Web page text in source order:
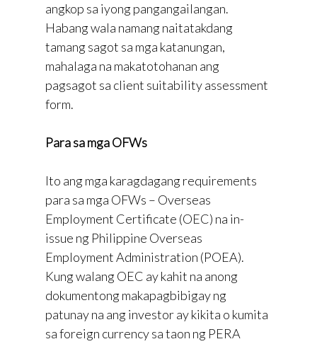
angkop sa iyong pangangailangan.
Habang wala namang naitatakdang
tamang sagot sa mga katanungan,
mahalaga na makatotohanan ang
pagsagot sa client suitability assessment
form.
Para sa mga OFWs
Ito ang mga karagdagang requirements
para sa mga OFWs – Overseas
Employment Certificate (OEC) na in-
issue ng Philippine Overseas
Employment Administration (POEA).
Kung walang OEC ay kahit na anong
dokumentong makapagbibigay ng
patunay na ang investor ay kikita o kumita
sa foreign currency sa taon ng PERA